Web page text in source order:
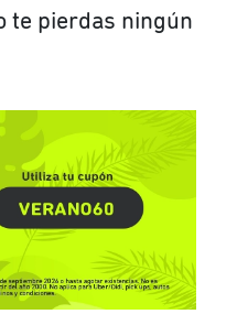
te pierdas ningún